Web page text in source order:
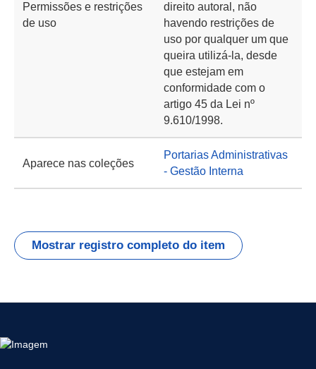
Permissões e restrições
de uso
direito autoral, não
havendo restrições de
uso por qualquer um que
queira utilizá-la, desde
que estejam em
conformidade com o
artigo 45 da Lei nº
9.610/1998.
Aparece nas coleções
Portarias Administrativas
- Gestão Interna
Mostrar registro completo do item